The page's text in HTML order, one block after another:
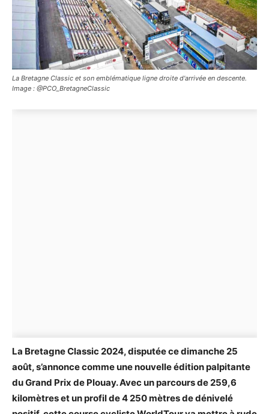
La Bretagne Classic et son emblématique ligne droite d'arrivée en descente.
Image : @PCO_BretagneClassic
La Bretagne Classic 2024, disputée ce dimanche 25
août, s’annonce comme une nouvelle édition palpitante
du Grand Prix de Plouay. Avec un parcours de 259,6
kilomètres et un profil de 4 250 mètres de dénivelé